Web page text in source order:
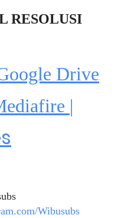
RESOLUSI
Drive
|
s
Wibusubs